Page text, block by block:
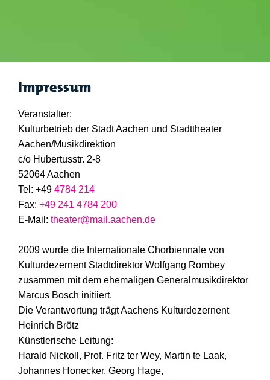
Impressum
Veranstalter:
Kulturbetrieb der Stadt Aachen und Stadttheater
Aachen/Musikdirektion
c/o Hubertusstr. 2-8
52064 Aachen
Tel: +49 4784 214
Fax: +49 241 4784 200
E-Mail: theater@mail.aachen.de
2009 wurde die Internationale Chorbiennale von
Kulturdezernent Stadtdirektor Wolfgang Rombey
zusammen mit dem ehemaligen Generalmusikdirektor
Marcus Bosch initiiert.
Die Verantwortung trägt Aachens Kulturdezernent
Heinrich Brötz
Künstlerische Leitung:
Harald Nickoll, Prof. Fritz ter Wey, Martin te Laak,
Johannes Honecker, Georg Hage,